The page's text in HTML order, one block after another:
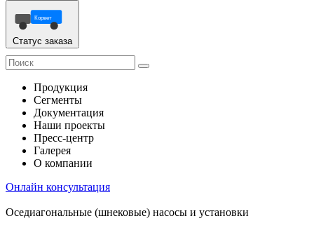
Корвет
Статус заказа
Продукция
Сегменты
Документация
Наши проекты
Пресс-центр
Галерея
О компании
Онлайн консультация
Оседиагональные (шнековые) насосы и установки